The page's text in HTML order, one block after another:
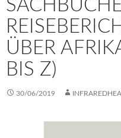
ÜBER
BIS Z)
30/06/2019